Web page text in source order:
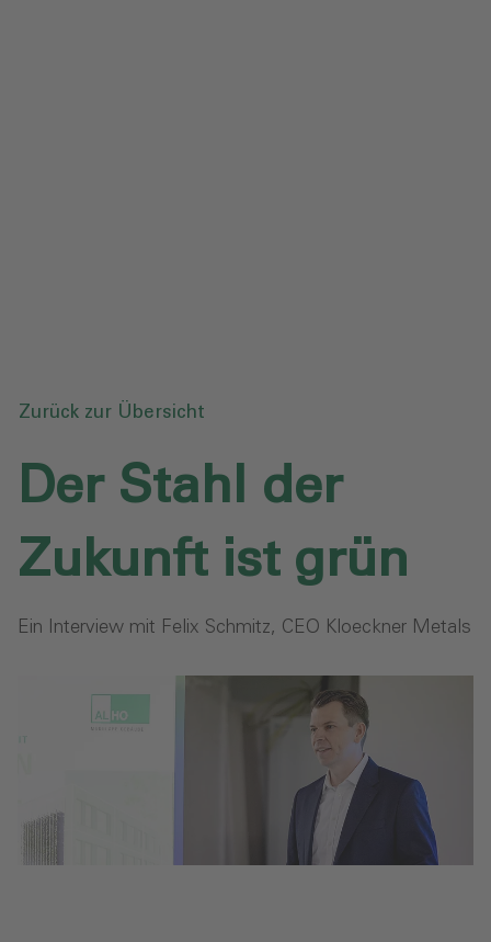
Zurück zur Übersicht
Der Stahl der
Zukunft ist grün
Ein Interview mit Felix Schmitz, CEO Kloeckner Metals